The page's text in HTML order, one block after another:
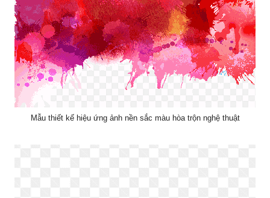
Mẫu thiết kế hiệu ứng ảnh nền sắc màu hòa trộn nghệ thuật